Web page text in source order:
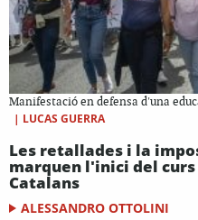
Manifestació en defensa d'una
| LUCAS GUERRA
Les retallades i la
marquen l'inici del
Catalans
ALESSANDRO OTTOLINI